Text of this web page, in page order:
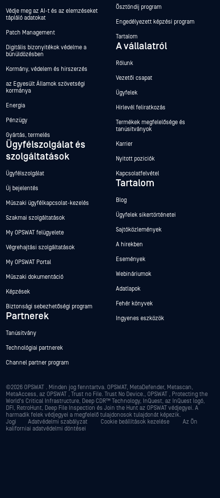
Védje meg az AI-t és az elemzéseket
tápláló adatokat
Patch Management
Digitális bizonyítékok védelme a
bűnüldözésben
Kormány, védelem és hírszerzés
az Egyesült Államok szövetségi
kormánya
Energia
Pénzügy
Gyártás, termelés
Ügyfélszolgálat és
szolgáltatások
Ügyfélszolgálat
Új bejelentés
Műszaki ügyfélkapcsolat-kezelés
Szakmai szolgáltatások
My OPSWAT felügyelete
Végrehajtási szolgáltatások
My OPSWAT Portal
Műszaki dokumentáció
Képzések
Biztonsági sebezhetőségi program
Partnerek
Tanúsítvány
Technológiai partnerek
Channel partner program
Ösztöndíj program
Engedélyezett képzési program
Tartalom
A vállalatról
Rólunk
Vezetői csapat
Ügyfelek
Hírlevél feliratkozás
Termékek megfelelősége és
tanúsítványok
Karrier
Nyitott pozíciók
Kapcsolatfelvétel
Tartalom
Blog
Ügyfelek sikertörténetei
Sajtóközlemények
A hírekben
Események
Webináriumok
Adatlapok
Fehér könyvek
Ingyenes eszközök
©2026 OPSWAT . Minden jog fenntartva. OPSWAT, MetaDefender, Metascan,
MetaAccess, az OPSWAT , Trust no File. Trust No Device., OPSWAT , Protecting the
World's Critical Infrastructure, Deep CDR™ Technology, InQuest, az InQuest logó,
DFI, RetroHunt, Deep File Inspection és Join the Hunt az OPSWAT védjegyei. A
harmadik felek védjegyei a megfelelő tulajdonosok tulajdonát képezik.
Jogi
Adatvédelmi szabályzat Cookie beállítások kezelése
Az Ön
kaliforniai adatvédelmi döntései